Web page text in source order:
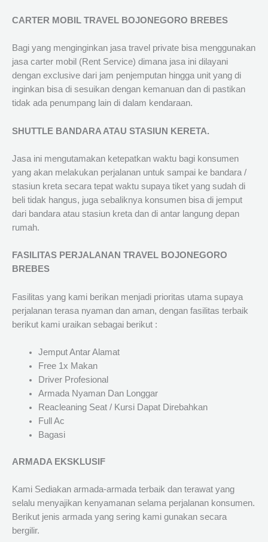
CARTER MOBIL TRAVEL BOJONEGORO BREBES
Bagi yang menginginkan jasa travel private bisa menggunakan
jasa carter mobil (Rent Service) dimana jasa ini dilayani
dengan exclusive dari jam penjemputan hingga unit yang di
inginkan bisa di sesuikan dengan kemanuan dan di pastikan
tidak ada penumpang lain di dalam kendaraan.
SHUTTLE BANDARA ATAU STASIUN KERETA.
Jasa ini mengutamakan ketepatkan waktu bagi konsumen
yang akan melakukan perjalanan untuk sampai ke bandara /
stasiun kreta secara tepat waktu supaya tiket yang sudah di
beli tidak hangus, juga sebaliknya konsumen bisa di jemput
dari bandara atau stasiun kreta dan di antar langung depan
rumah.
FASILITAS PERJALANAN TRAVEL BOJONEGORO
BREBES
Fasilitas yang kami berikan menjadi prioritas utama supaya
perjalanan terasa nyaman dan aman, dengan fasilitas terbaik
berikut kami uraikan sebagai berikut :
Jemput Antar Alamat
Free 1x Makan
Driver Profesional
Armada Nyaman Dan Longgar
Reacleaning Seat / Kursi Dapat Direbahkan
Full Ac
Bagasi
ARMADA EKSKLUSIF
Kami Sediakan armada-armada terbaik dan terawat yang
selalu menyajikan kenyamanan selama perjalanan konsumen.
Berikut jenis armada yang sering kami gunakan secara
bergilir.